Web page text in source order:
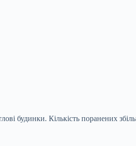
будинки. Кількість поранених